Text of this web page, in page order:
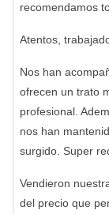
recomendamos
Atentos,
Nos han
ofrecen un trato
profesional.
nos han
surgido. Super
Vendieron
del precio que